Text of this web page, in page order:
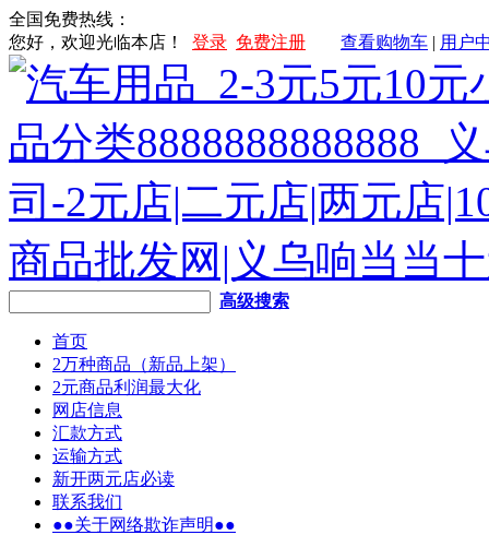
全国免费热线：
您好，欢迎光临本店！
登录 免费注册 查看购物车 | 用户
高级搜索
首页
2万种商品（新品上架）
2元商品利润最大化
网店信息
汇款方式
运输方式
新开两元店必读
联系我们
●●关于网络欺诈声明●●